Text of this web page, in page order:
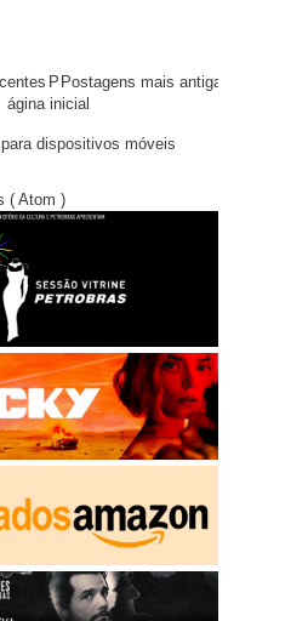
Postagens mais antigas
P
ágina inicial
dispositivos móveis
( Atom )